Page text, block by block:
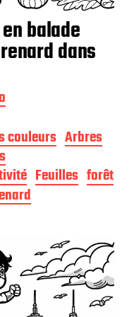
balade
dans
couleurs Arbres
Feuilles forêt